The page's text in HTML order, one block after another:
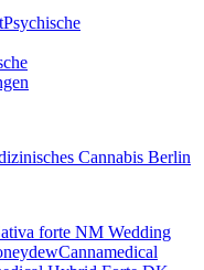
Psychische
Cannabis Berlin
forte NM Wedding
Cannamedical